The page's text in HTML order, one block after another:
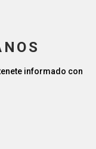
informado con